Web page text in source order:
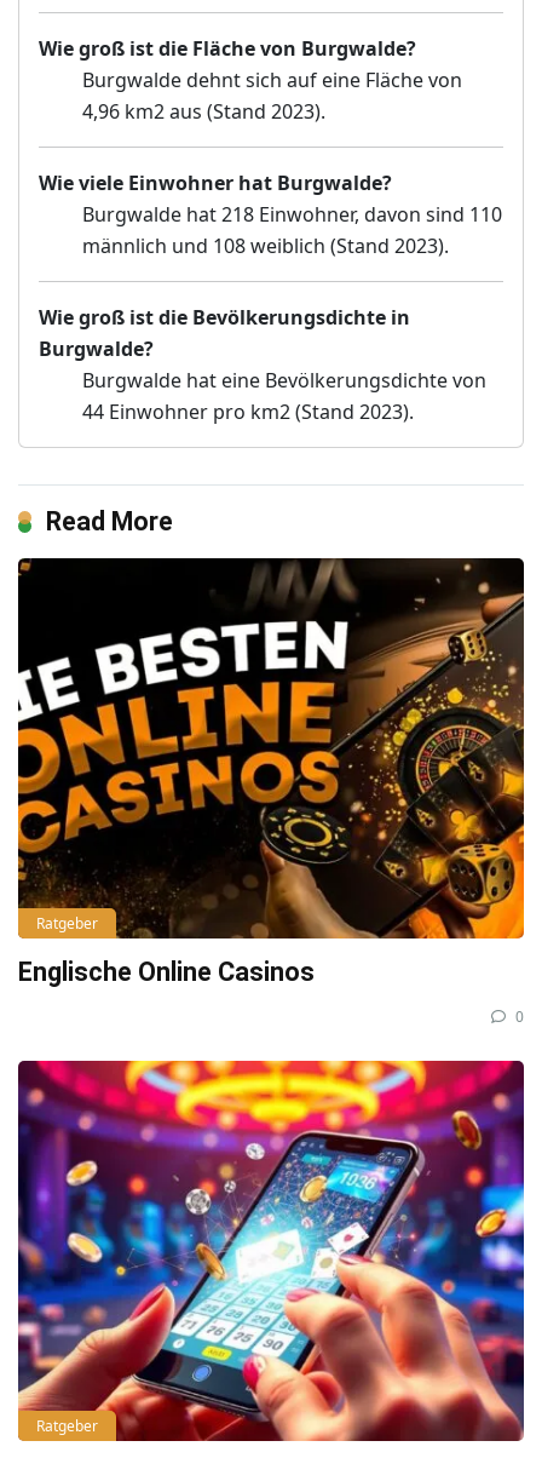
Wie groß ist die Fläche von Burgwalde?
Burgwalde dehnt sich auf eine Fläche von
4,96 km2 aus (Stand 2023).
Wie viele Einwohner hat Burgwalde?
Burgwalde hat 218 Einwohner, davon sind 110
männlich und 108 weiblich (Stand 2023).
Wie groß ist die Bevölkerungsdichte in
Burgwalde?
Burgwalde hat eine Bevölkerungsdichte von
44 Einwohner pro km2 (Stand 2023).
Read More
Ratgeber
Englische Online Casinos
0
Ratgeber